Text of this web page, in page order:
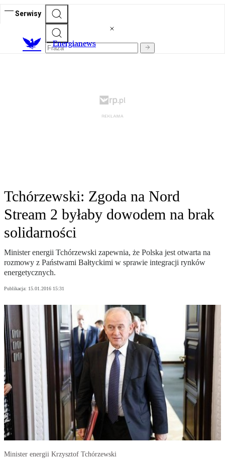
Serwisy
Energianews
Tchórzewski: Zgoda na Nord
Stream 2 byłaby dowodem na brak
solidarności
Minister energii Tchórzewski zapewnia, że Polska jest otwarta na
rozmowy z Państwami Bałtyckimi w sprawie integracji rynków
energetycznych.
Publikacja: 15.01.2016 15:31
Minister energii Krzysztof Tchórzewski